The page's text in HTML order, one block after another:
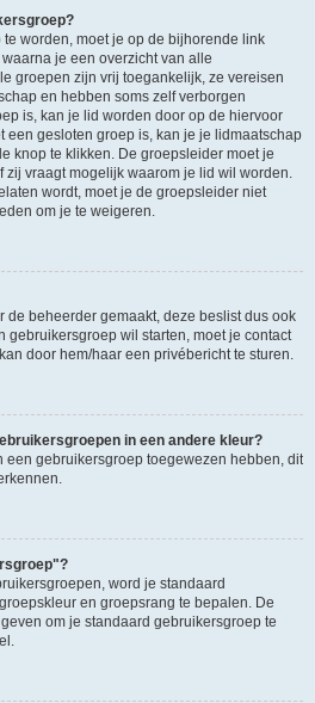
worden, moet je op de bijhorende link
je een overzicht van alle
groepen zijn vrij toegankelijk, ze vereisen
en hebben soms zelf verborgen
is, kan je lid worden door op de hiervoor
een gesloten groep is, kan je je lidmaatschap
knop te klikken. De groepsleider moet je
vraagt mogelijk waarom je lid wil worden.
wordt, moet je de groepsleider niet
om je te weigeren.
beheerder gemaakt, deze beslist dus ook
gebruikersgroep wil starten, moet je contact
door hem/haar een privébericht te sturen.
in een andere kleur?
een gebruikersgroep toegewezen hebben, dit
word je standaard
en groepsrang te bepalen. De
om je standaard gebruikersgroep te